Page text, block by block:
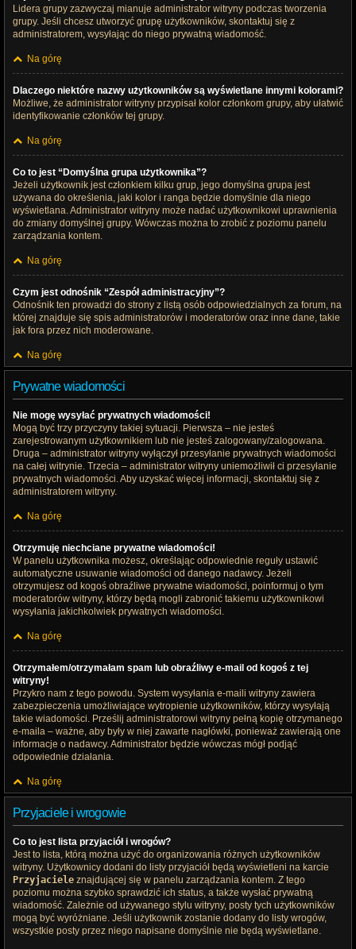
Lidera grupy zazwyczaj mianuje administrator witryny podczas tworzenia
grupy. Jeśli chcesz utworzyć grupę użytkowników, skontaktuj się z
administratorem, wysyłając do niego prywatną wiadomość.
Na górę
Dlaczego niektóre nazwy użytkowników są wyświetlane innymi kolorami?
Możliwe, że administrator witryny przypisał kolor członkom grupy, aby ułatwić
identyfikowanie członków tej grupy.
Na górę
Co to jest “Domyślna grupa użytkownika”?
Jeżeli użytkownik jest członkiem kilku grup, jego domyślna grupa jest
używana do określenia, jaki kolor i ranga będzie domyślnie dla niego
wyświetlana. Administrator witryny może nadać użytkownikowi uprawnienia
do zmiany domyślnej grupy. Wówczas można to zrobić z poziomu panelu
zarządzania kontem.
Na górę
Czym jest odnośnik “Zespół administracyjny”?
Odnośnik ten prowadzi do strony z listą osób odpowiedzialnych za forum, na
której znajduje się spis administratorów i moderatorów oraz inne dane, takie
jak fora przez nich moderowane.
Na górę
Prywatne wiadomości
Nie mogę wysyłać prywatnych wiadomości!
Mogą być trzy przyczyny takiej sytuacji. Pierwsza – nie jesteś
zarejestrowanym użytkownikiem lub nie jesteś zalogowany/zalogowana.
Druga – administrator witryny wyłączył przesyłanie prywatnych wiadomości
na całej witrynie. Trzecia – administrator witryny uniemożliwił ci przesyłanie
prywatnych wiadomości. Aby uzyskać więcej informacji, skontaktuj się z
administratorem witryny.
Na górę
Otrzymuję niechciane prywatne wiadomości!
W panelu użytkownika możesz, określając odpowiednie reguły ustawić
automatyczne usuwanie wiadomości od danego nadawcy. Jeżeli
otrzymujesz od kogoś obraźliwe prywatne wiadomości, poinformuj o tym
moderatorów witryny, którzy będą mogli zabronić takiemu użytkownikowi
wysyłania jakichkolwiek prywatnych wiadomości.
Na górę
Otrzymałem/otrzymałam spam lub obraźliwy e-mail od kogoś z tej
witryny!
Przykro nam z tego powodu. System wysyłania e-maili witryny zawiera
zabezpieczenia umożliwiające wytropienie użytkowników, którzy wysyłają
takie wiadomości. Prześlij administratorowi witryny pełną kopię otrzymanego
e-maila – ważne, aby były w niej zawarte nagłówki, ponieważ zawierają one
informacje o nadawcy. Administrator będzie wówczas mógł podjąć
odpowiednie działania.
Na górę
Przyjaciele i wrogowie
Co to jest lista przyjaciół i wrogów?
Jest to lista, którą można użyć do organizowania różnych użytkowników
witryny. Użytkownicy dodani do listy przyjaciół będą wyświetleni na karcie
Przyjaciele znajdującej się w panelu zarządzania kontem. Z tego
poziomu można szybko sprawdzić ich status, a także wysłać prywatną
wiadomość. Zależnie od używanego stylu witryny, posty tych użytkowników
mogą być wyróżniane. Jeśli użytkownik zostanie dodany do listy wrogów,
wszystkie posty przez niego napisane domyślnie nie będą wyświetlane.